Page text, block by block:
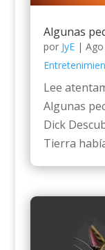
Algunas
por JyE|
Lee
Algunas
Dick
Tierra